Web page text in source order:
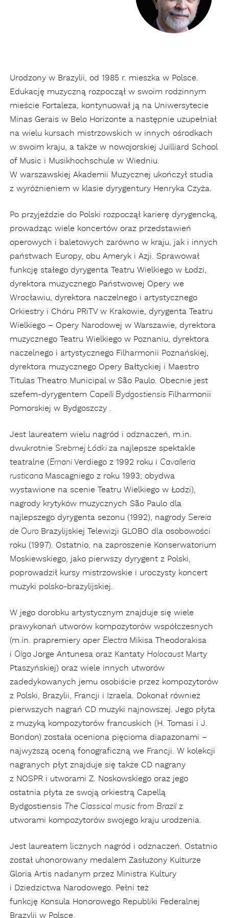
Urodzony w Brazylii, od 1985 r. mieszka w Polsce.
Edukację muzyczną rozpoczął w swoim rodzinnym
mieście Fortaleza, kontynuował ją na Uniwersytecie
Minas Gerais w Belo Horizonte a następnie uzupełniał
na wielu kursach mistrzowskich w innych ośrodkach
w swoim kraju, a także w nowojorskiej Juilliard School
of Music i Musikhochschule w Wiedniu.
W warszawskiej Akademii Muzycznej ukończył studia
z wyróżnieniem w klasie dyrygentury Henryka Czyża.
Po przyjeździe do Polski rozpoczął karierę dyrygencką,
prowadząc wiele koncertów oraz przedstawień
operowych i baletowych zarówno w kraju, jak i innych
państwach Europy, obu Ameryk i Azji. Sprawował
funkcję stałego dyrygenta Teatru Wielkiego w Łodzi,
dyrektora muzycznego Państwowej Opery we
Wrocławiu, dyrektora naczelnego i artystycznego
Orkiestry i Chóru PRiTV w Krakowie, dyrygenta Teatru
Wielkiego – Opery Narodowej w Warszawie, dyrektora
muzycznego Teatru Wielkiego w Poznaniu, dyrektora
naczelnego i artystycznego Filharmonii Poznańskiej,
dyrektora muzycznego Opery Bałtyckiej i Maestro
Titulas Theatro Municipal w São Paulo. Obecnie jest
szefem-dyrygentem Capelli Bydgostiensis Filharmonii
Pomorskiej w Bydgoszczy .
Jest laureatem wielu nagród i odznaczeń, m.in.
dwukrotnie Srebrnej Łódki za najlepsze spektakle
teatralne (Ernani Verdiego z 1992 roku i Cavalleria
rusticana Mascagniego z roku 1993; obydwa
wystawione na scenie Teatru Wielkiego w Łodzi),
nagrody krytyków muzycznych São Paulo dla
najlepszego dyrygenta sezonu (1992), nagrody Sereia
de Ouro Brazylijskiej Telewizji GLOBO dla osobowości
roku (1997). Ostatnio, na zaproszenie Konserwatorium
Moskiewskiego, jako pierwszy dyrygent z Polski,
poprowadził kursy mistrzowskie i uroczysty koncert
muzyki polsko-brazylijskiej.
W jego dorobku artystycznym znajduje się wiele
prawykonań utworów kompozytorów współczesnych
(m.in. prapremiery oper Electra Mikisa Theodorakisa
i Olga Jorge Antunesa oraz Kantaty Holocaust Marty
Ptaszyńskiej) oraz wiele innych utworów
zadedykowanych jemu osobiście przez kompozytorów
z Polski, Brazylii, Francji i Izraela. Dokonał również
pierwszych nagrań CD muzyki najnowszej. Jego płyta
z muzyką kompozytorów francuskich (H. Tomasi i J.
Bondon) została oceniona pięcioma diapazonami –
najwyższą oceną fonograficzną we Francji. W kolekcji
nagranych płyt znajduje się także CD nagrany
z NOSPR i utworami Z. Noskowskiego oraz jego
ostatnia płyta ze swoją orkiestrą Capellą
Bydgostiensis The Classical music from Brazil z
utworami kompozytorów swojego kraju urodzenia.
Jest laureatem licznych nagród i odznaczeń. Ostatnio
został uhonorowany medalem Zasłużony Kulturze
Gloria Artis nadanym przez Ministra Kultury
i Dziedzictwa Narodowego. Pełni też
funkcję Konsula Honorowego Republiki Federalnej
Brazylii w Polsce.